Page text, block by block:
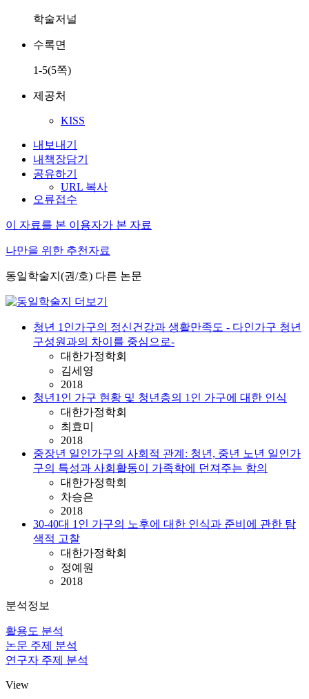
학술저널
수록면
1-5(5쪽)
제공처
KISS
내보내기
내책장담기
공유하기
URL 복사
오류접수
이 자료를 본 이용자가 본 자료
나만을 위한 추천자료
동일학술지(권/호) 다른 논문
청년 1인가구의 정신건강과 생활만족도 - 다인가구 청년
구성원과의 차이를 중심으로-
대한가정학회
김세영
2018
청년1인 가구 현황 및 청년층의 1인 가구에 대한 인식
대한가정학회
최효미
2018
중장년 일인가구의 사회적 관계: 청년, 중년 노년 일인가
구의 특성과 사회활동이 가족학에 던져주는 함의
대한가정학회
차승은
2018
30-40대 1인 가구의 노후에 대한 인식과 준비에 관한 탐
색적 고찰
대한가정학회
정예원
2018
분석정보
활용도 분석
논문 주제 분석
연구자 주제 분석
View